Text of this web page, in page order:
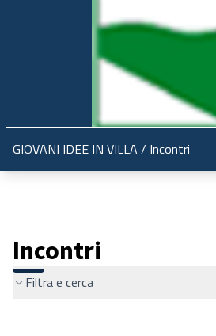
Regione Emilia-Romagna Partecipazione
GIOVANI IDEE IN VILLA / Incontri
Incontri
Filtra e cerca